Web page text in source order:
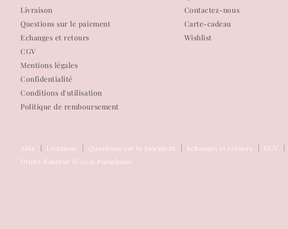
Livraison
Questions sur le paiement
Echanges et retours
CGV
Mentions légales
Confidentialité
Conditions d'utilisation
Politique de remboursement
Contactez-nous
Carte-cadeau
Wishlist
Aide Livraison Questions sur le paiement Echanges et retours CGV
Droits d'auteur © 2026 Poisplume.